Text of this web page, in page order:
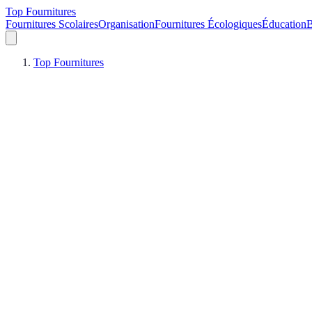
Top Fournitures
Fournitures ScolairesOrganisationFournitures ÉcologiquesÉducation
Top Fournitures